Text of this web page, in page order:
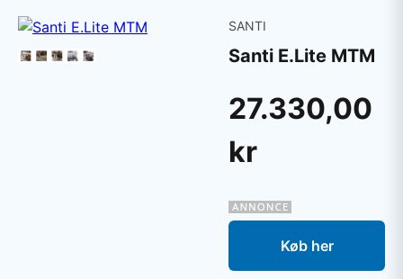
SANTI
Santi E.Lite MTM
27.330,00
kr
Køb her